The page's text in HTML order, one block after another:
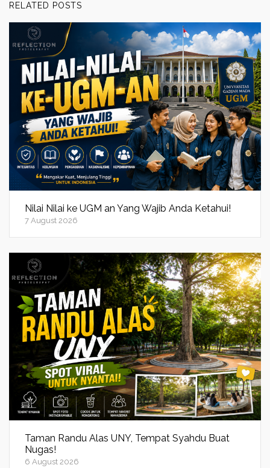
RELATED POSTS
Nilai Nilai ke UGM an Yang Wajib Anda Ketahui!
7 August 2026
Taman Randu Alas UNY, Tempat Syahdu Buat
Nugas!
6 August 2026